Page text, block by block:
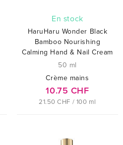
En stock
HaruHaru Wonder Black
Bamboo Nourishing
Calming Hand & Nail Cream
50 ml
Crème mains
10.75 CHF
21.50 CHF / 100 ml